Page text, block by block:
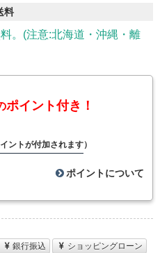
料
。(注意:北海道・沖縄・離
ポイント付き！
ントが付加されます）
ポイントについて
銀行振込
ショッピングローン